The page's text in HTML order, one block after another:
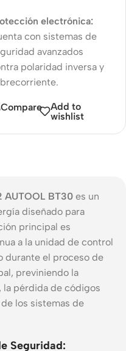
electrónica:
con sistemas de
avanzados
polaridad inversa y
Compare
Add to
wishlist
AUTOOL BT30 es un
diseñado para
principal es
a la unidad de control
durante el proceso de
previniendo la
pérdida de códigos
los sistemas de
Seguridad: